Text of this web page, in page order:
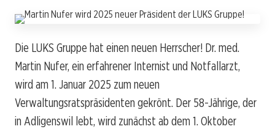
Die LUKS Gruppe hat einen neuen Herrscher! Dr. med.
Martin Nufer, ein erfahrener Internist und Notfallarzt,
wird am 1. Januar 2025 zum neuen
Verwaltungsratspräsidenten gekrönt. Der 58-Jährige, der
in Adligenswil lebt, wird zunächst ab dem 1. Oktober